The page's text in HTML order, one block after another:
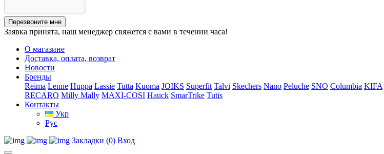
Перезвоните мне
Заявка принята, наш менеджер свяжется с вами в течении часа!
О магазине
Доставка, оплата, возврат
Новости
Бренды
Reima Lenne Huppa Lassie Tutta Kuoma JOIKS Superfit Talvi Skechers Nano Peluche SNO Columbia KIFA
RECARO Milly Mally MAXI-COSI Hauck SmarTrike Tutis
Контакты
Укр
Рус
Закладки (0) Вход